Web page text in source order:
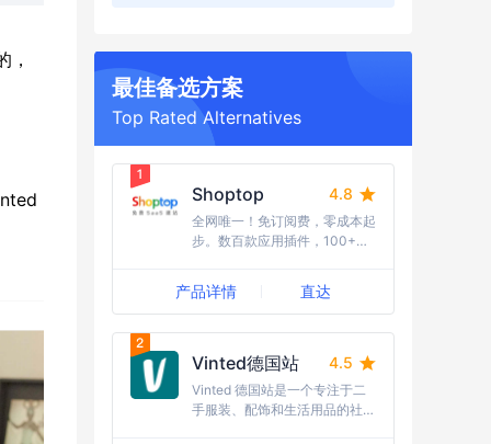
，
最佳备选方案
Top Rated Alternatives
Shoptop 4.8
全网唯一！免订阅费，零成本起
步。数百款应用插件，100+行
首选。15年海外全媒体广告经
验，流量资源丰富，引流成本
低；随时随地需求响应，国内卖
产品详情 直达
Vinted德国站 4.5
Vinted 德国站是一个专注于二
手服装、配饰和生活用品的社区